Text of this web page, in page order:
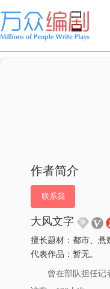
作者简介
联系我
大风文字
擅长题材：都市、悬
代表作品：暂无。
曾在部队担任记